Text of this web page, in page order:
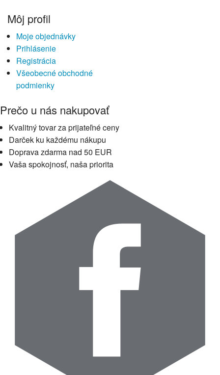
Môj profil
Moje objednávky
Prihlásenie
Registrácia
Všeobecné obchodné
podmienky
Prečo u nás nakupovať
Kvalitný tovar za prijateľné ceny
Darček ku každému nákupu
Doprava zdarma nad 50 EUR
Vaša spokojnosť, naša priorita